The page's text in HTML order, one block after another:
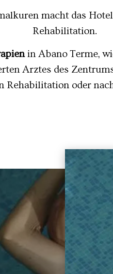
macht das
Rehabilitation.
in Abano Terme,
Arztes des
Rehabilitation oder